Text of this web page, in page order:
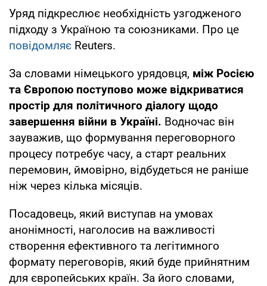
Уряд підкреслює необхідність узгодженого
підходу з Україною та союзниками. Про це
повідомляє Reuters.
За словами німецького урядовця, між Росією
та Європою поступово може відкриватися
простір для політичного діалогу щодо
завершення війни в Україні. Водночас він
зауважив, що формування переговорного
процесу потребує часу, а старт реальних
перемовин, ймовірно, відбудеться не раніше
ніж через кілька місяців.
Посадовець, який виступав на умовах
анонімності, наголосив на важливості
створення ефективного та легітимного
формату переговорів, який буде прийнятним
для європейських країн. За його словами,